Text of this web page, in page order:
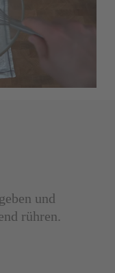
und
rühren.